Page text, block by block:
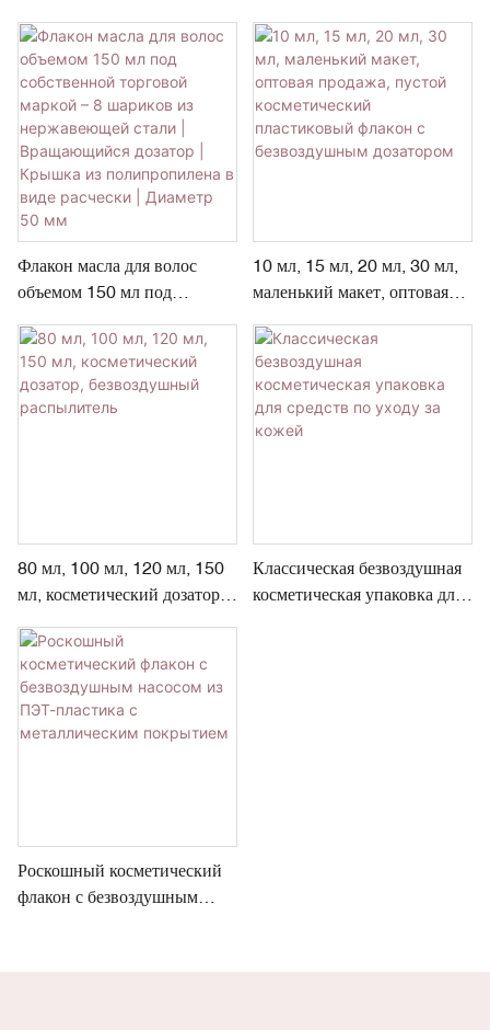
Флакон масла для волос
объемом 150 мл под
маркой – 8 шариков из
нержавеющей стали |
Вращающийся дозатор |
Крышка из полипропилена в
10 мл, 15 мл, 20 мл, 30 мл,
маленький макет, оптовая
косметический пластиковый
флакон с безвоздушным
дозатором
80 мл, 100 мл, 120 мл, 150
мл, косметический дозатор,
Классическая безвоздушная
косметическая упаковка для
Роскошный косметический
флакон с безвоздушным